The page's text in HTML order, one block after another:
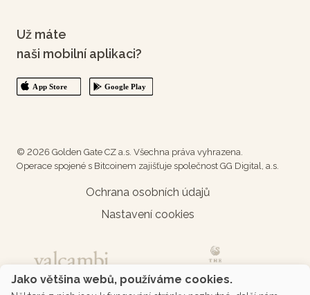
Už máte
naši mobilní aplikaci?
© 2026 Golden Gate CZ a.s. Všechna práva vyhrazena.
Operace spojené s Bitcoinem zajišťuje společnost GG Digital, a.s.
Ochrana osobních údajů
Nastavení cookies
Jako většina webů, používáme cookies.